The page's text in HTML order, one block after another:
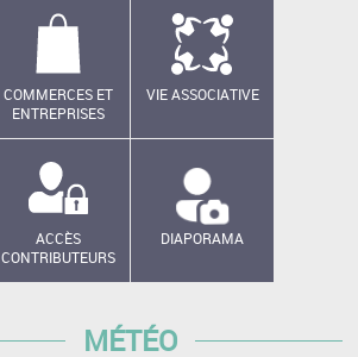
COMMERCES ET
ENTREPRISES
VIE ASSOCIATIVE
ACCÈS
CONTRIBUTEURS
DIAPORAMA
MÉTÉO